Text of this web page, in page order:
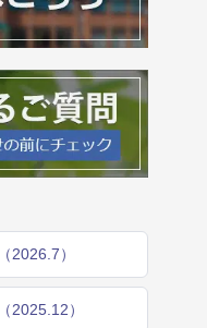
2026.7）
2025.12）